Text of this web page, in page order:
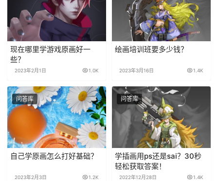
现在哪里学游戏原画好一
些？
2023年2月1日 1.0K
绘画培训班要多少钱？
2023年3月16日 1.4K
问答库
自己学原画怎么打好基础？
2023年2月3日 1.2K
问答库
学插画用ps还是sai？30秒
轻松获取答案！
2022年12月28日 1.4K